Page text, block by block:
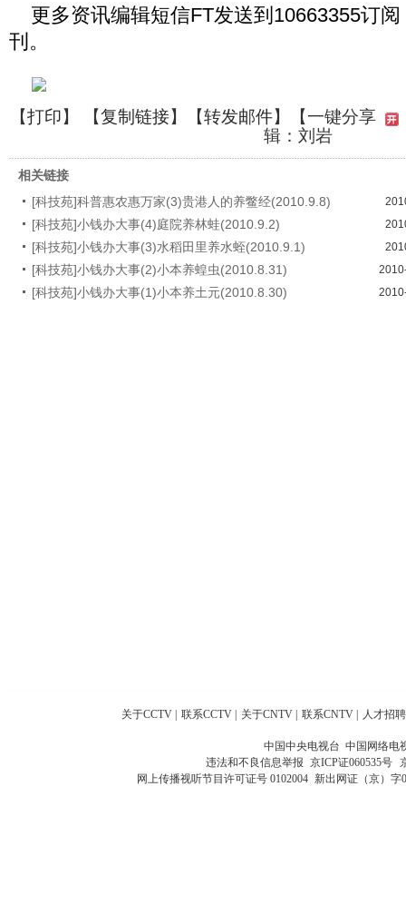
更多资讯编辑短信FT发送到10663355订阅
刊。
【打印】 【复制链接】【转发邮件】
【一键分享
辑：刘岩
相关链接
[科技苑]科普惠农惠万家(3)贵港人的养鳖经(2010.9.8)
[科技苑]小钱办大事(4)庭院养林蛙(2010.9.2)
[科技苑]小钱办大事(3)水稻田里养水蛭(2010.9.1)
[科技苑]小钱办大事(2)小本养蝗虫(2010.8.31)
[科技苑]小钱办大事(1)小本养土元(2010.8.30)
关于CCTV 联系CCTV 关于CNTV 联系CNTV 人才招聘
中国中央电视台 中国网络电
违法和不良信息举报 京ICP证060535号
网上传播视听节目许可证号 0102004 新出网证（京）